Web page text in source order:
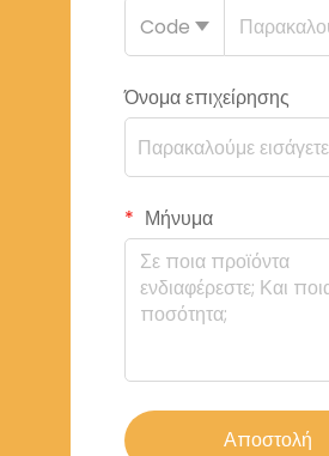
Code
Όνομα επιχείρησης
Μήνυμα
Αποστολή